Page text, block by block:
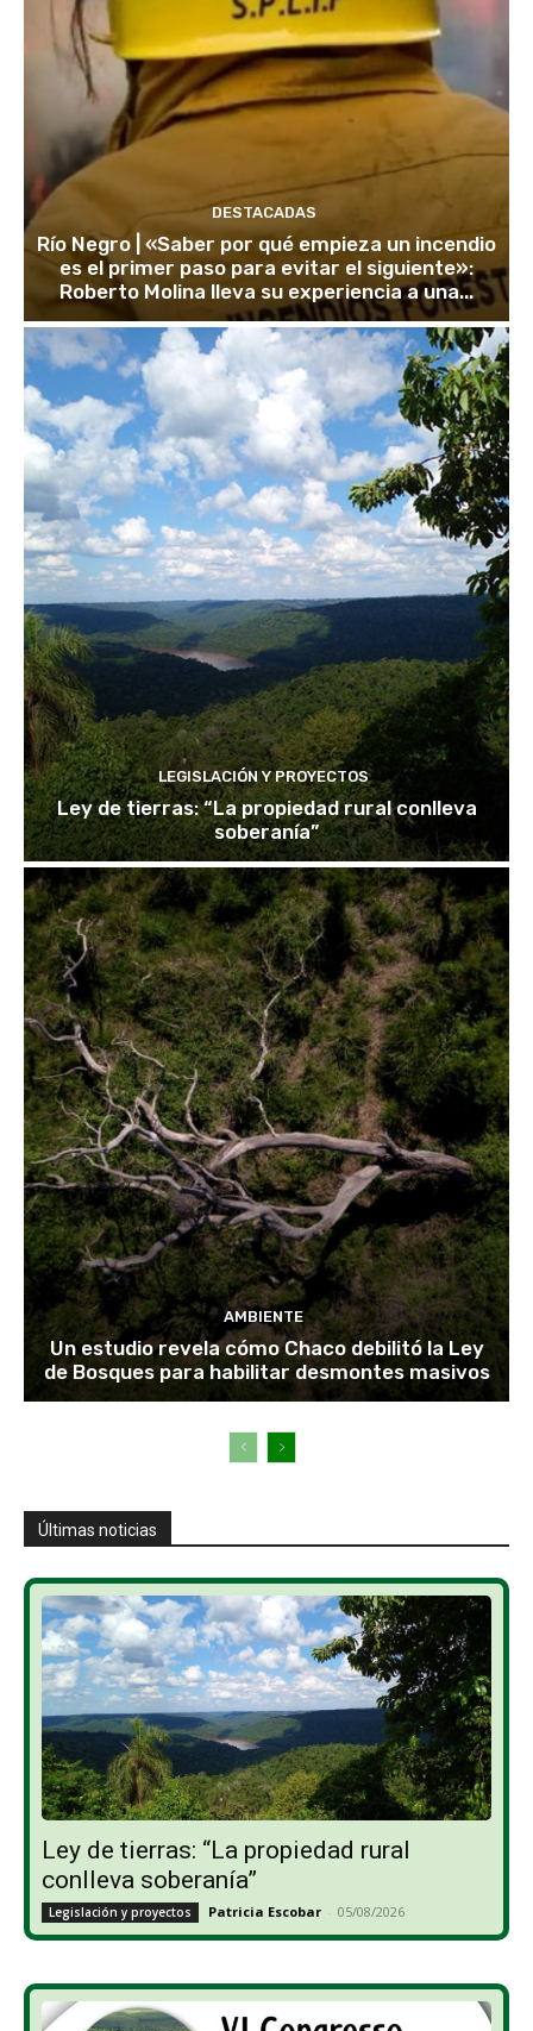
DESTACADAS
Río Negro | «Saber por qué empieza un incendio
es el primer paso para evitar el siguiente»:
Roberto Molina lleva su experiencia a una...
LEGISLACIÓN Y PROYECTOS
Ley de tierras: “La propiedad rural conlleva
soberanía”
AMBIENTE
Un estudio revela cómo Chaco debilitó la Ley
de Bosques para habilitar desmontes masivos
Últimas noticias
Ley de tierras: “La propiedad rural
conlleva soberanía”
Legislación y proyectos Patricia Escobar - 05/08/2026